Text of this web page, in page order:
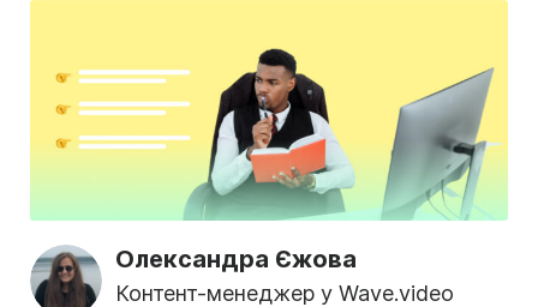
Олександра Єжова
Контент-менеджер у Wave.video